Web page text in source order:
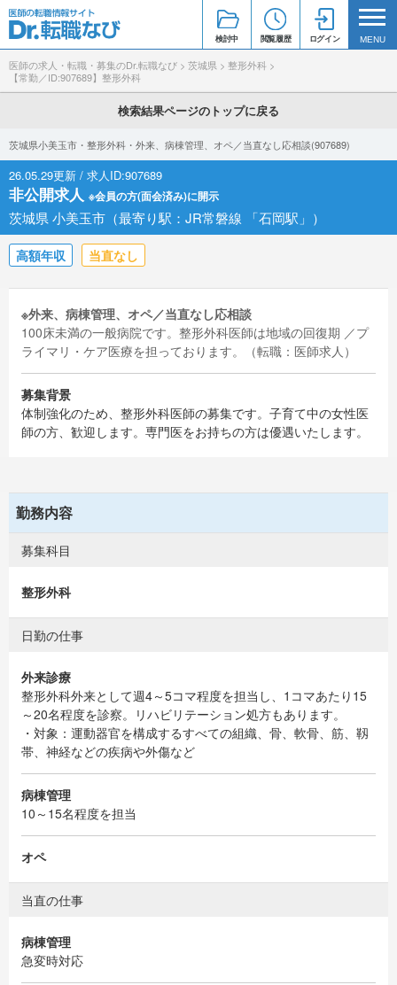
検討中 閲覧履歴 ログイン MENU
医師の求人・転職・募集のDr.転職なび > 茨城県 > 整形外科 >
【常勤／ID:907689】整形外科
検索結果ページのトップに戻る
茨城県小美玉市・整形外科・外来、病棟管理、オペ／当直なし応相談(907689)
26.05.29更新 / 求人ID:907689
非公開求人 ※会員の方(面会済み)に開示
茨城県 小美玉市（最寄り駅：JR常磐線 「石岡駅」）
高額年収 当直なし
※外来、病棟管理、オペ／当直なし応相談
100床未満の一般病院です。整形外科医師は地域の回復期 ／プ
ライマリ・ケア医療を担っております。（転職：医師求人）
募集背景
体制強化のため、整形外科医師の募集です。子育て中の女性医
師の方、歓迎します。専門医をお持ちの方は優遇いたします。
勤務内容
募集科目
整形外科
日勤の仕事
外来診療
整形外科外来として週4～5コマ程度を担当し、1コマあたり15
～20名程度を診察。リハビリテーション処方もあります。
・対象：運動器官を構成するすべての組織、骨、軟骨、筋、靱
帯、神経などの疾病や外傷など
病棟管理
10～15名程度を担当
オペ
当直の仕事
病棟管理
急変時対応